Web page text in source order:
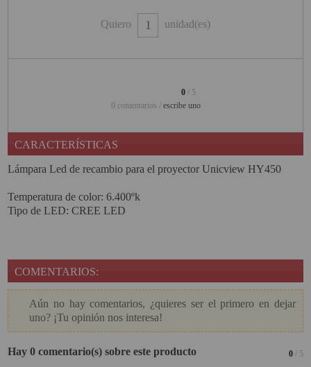
PINBALL VIRTUAL
PROYECTOR CON WIFI
PROYECTOR DE LED
PROYECTOR DE TIRO
ULTRA CORTO
CASA
PROYECTOR PARA
EDUCACION
PROYECTOR PARA EL
Quiero unidad(es)
0 / 5
0 comentarios / escribe uno
CARACTERÍSTICAS
Lámpara Led de recambio para el proyector Unicview HY450
Temperatura de color: 6.400ºk
Tipo de LED: CREE LED
COMENTARIOS:
Aún no hay comentarios, ¿quieres ser el primero en dejar
uno? ¡Tu opinión nos interesa!
Hay 0 comentario(s) sobre este producto 0/ 5